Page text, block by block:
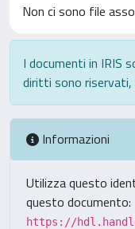
Non ci sono file
I documenti in IRIS
diritti sono riservati,
Informazioni
Utilizza questo
questo documento:
https://